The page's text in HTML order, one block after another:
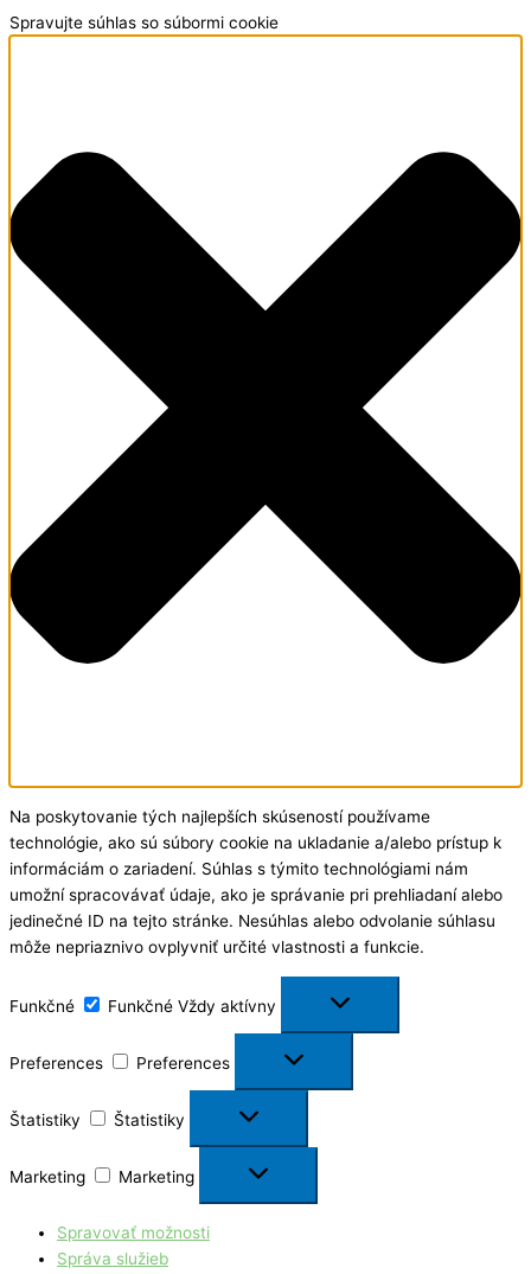
Spravujte súhlas so súbormi cookie
Na poskytovanie tých najlepších skúseností používame
technológie, ako sú súbory cookie na ukladanie a/alebo prístup k
informáciám o zariadení. Súhlas s týmito technológiami nám
umožní spracovávať údaje, ako je správanie pri prehliadaní alebo
jedinečné ID na tejto stránke. Nesúhlas alebo odvolanie súhlasu
môže nepriaznivo ovplyvniť určité vlastnosti a funkcie.
Funkčné Funkčné Vždy aktívny
Preferences Preferences
Štatistiky Štatistiky
Marketing Marketing
Spravovať možnosti
Správa služieb